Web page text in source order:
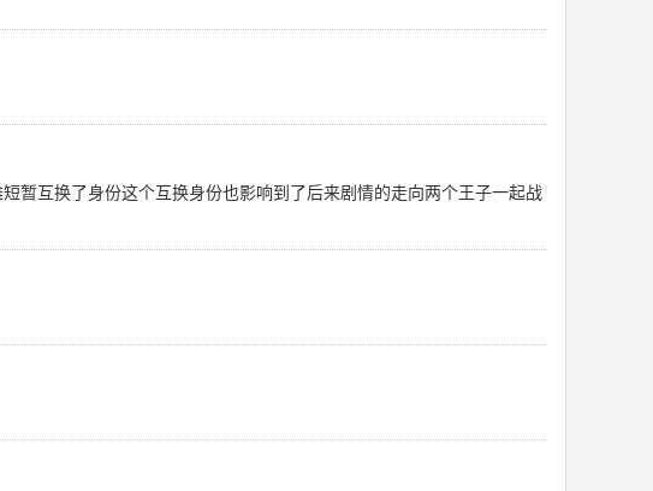
暂互换了身份这个互换身份也影响到了后来剧情的走向两个王子一起战